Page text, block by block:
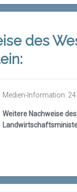
des
Medien-Information:
Weitere Nachweise